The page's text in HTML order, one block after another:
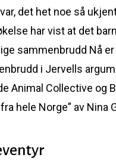
det het noe så
har vist at det
sammenbrudd Nå
i Jervells
Animal Collective og
hele Norge” av